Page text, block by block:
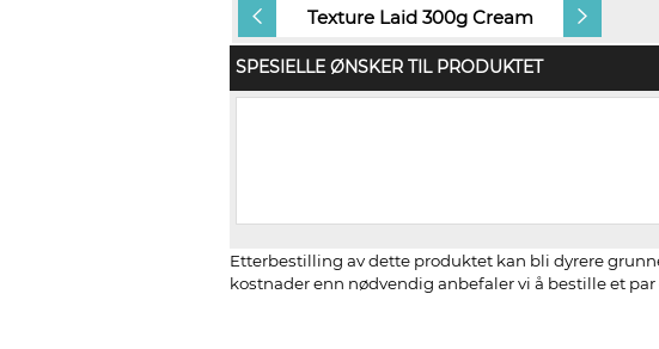
Texture Laid 300g Cream
SPESIELLE ØNSKER TIL PRODUKTET
Etterbestilling av dette produktet kan bli dyrere
kostnader enn nødvendig anbefaler vi å bestille et